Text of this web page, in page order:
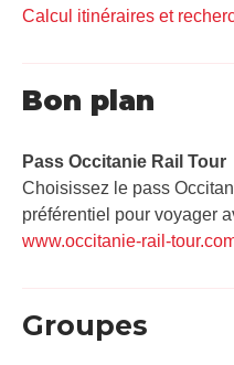
Calcul itinéraires et
Bon plan
Pass Occitanie Rail Tour​
Choisissez le pass
préférentiel pour voyager
www.occitanie-rail-
Groupes